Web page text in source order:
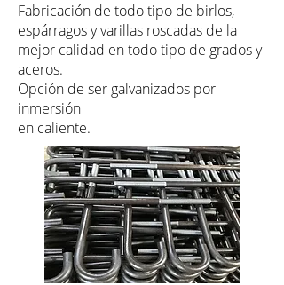
Fabricación de todo tipo de birlos,
espárragos y varillas roscadas de la
mejor calidad en todo tipo de grados y
aceros.
Opción de ser galvanizados por
inmersión
en caliente.